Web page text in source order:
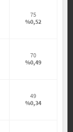
75
%0,52
70
%0,49
49
%0,34